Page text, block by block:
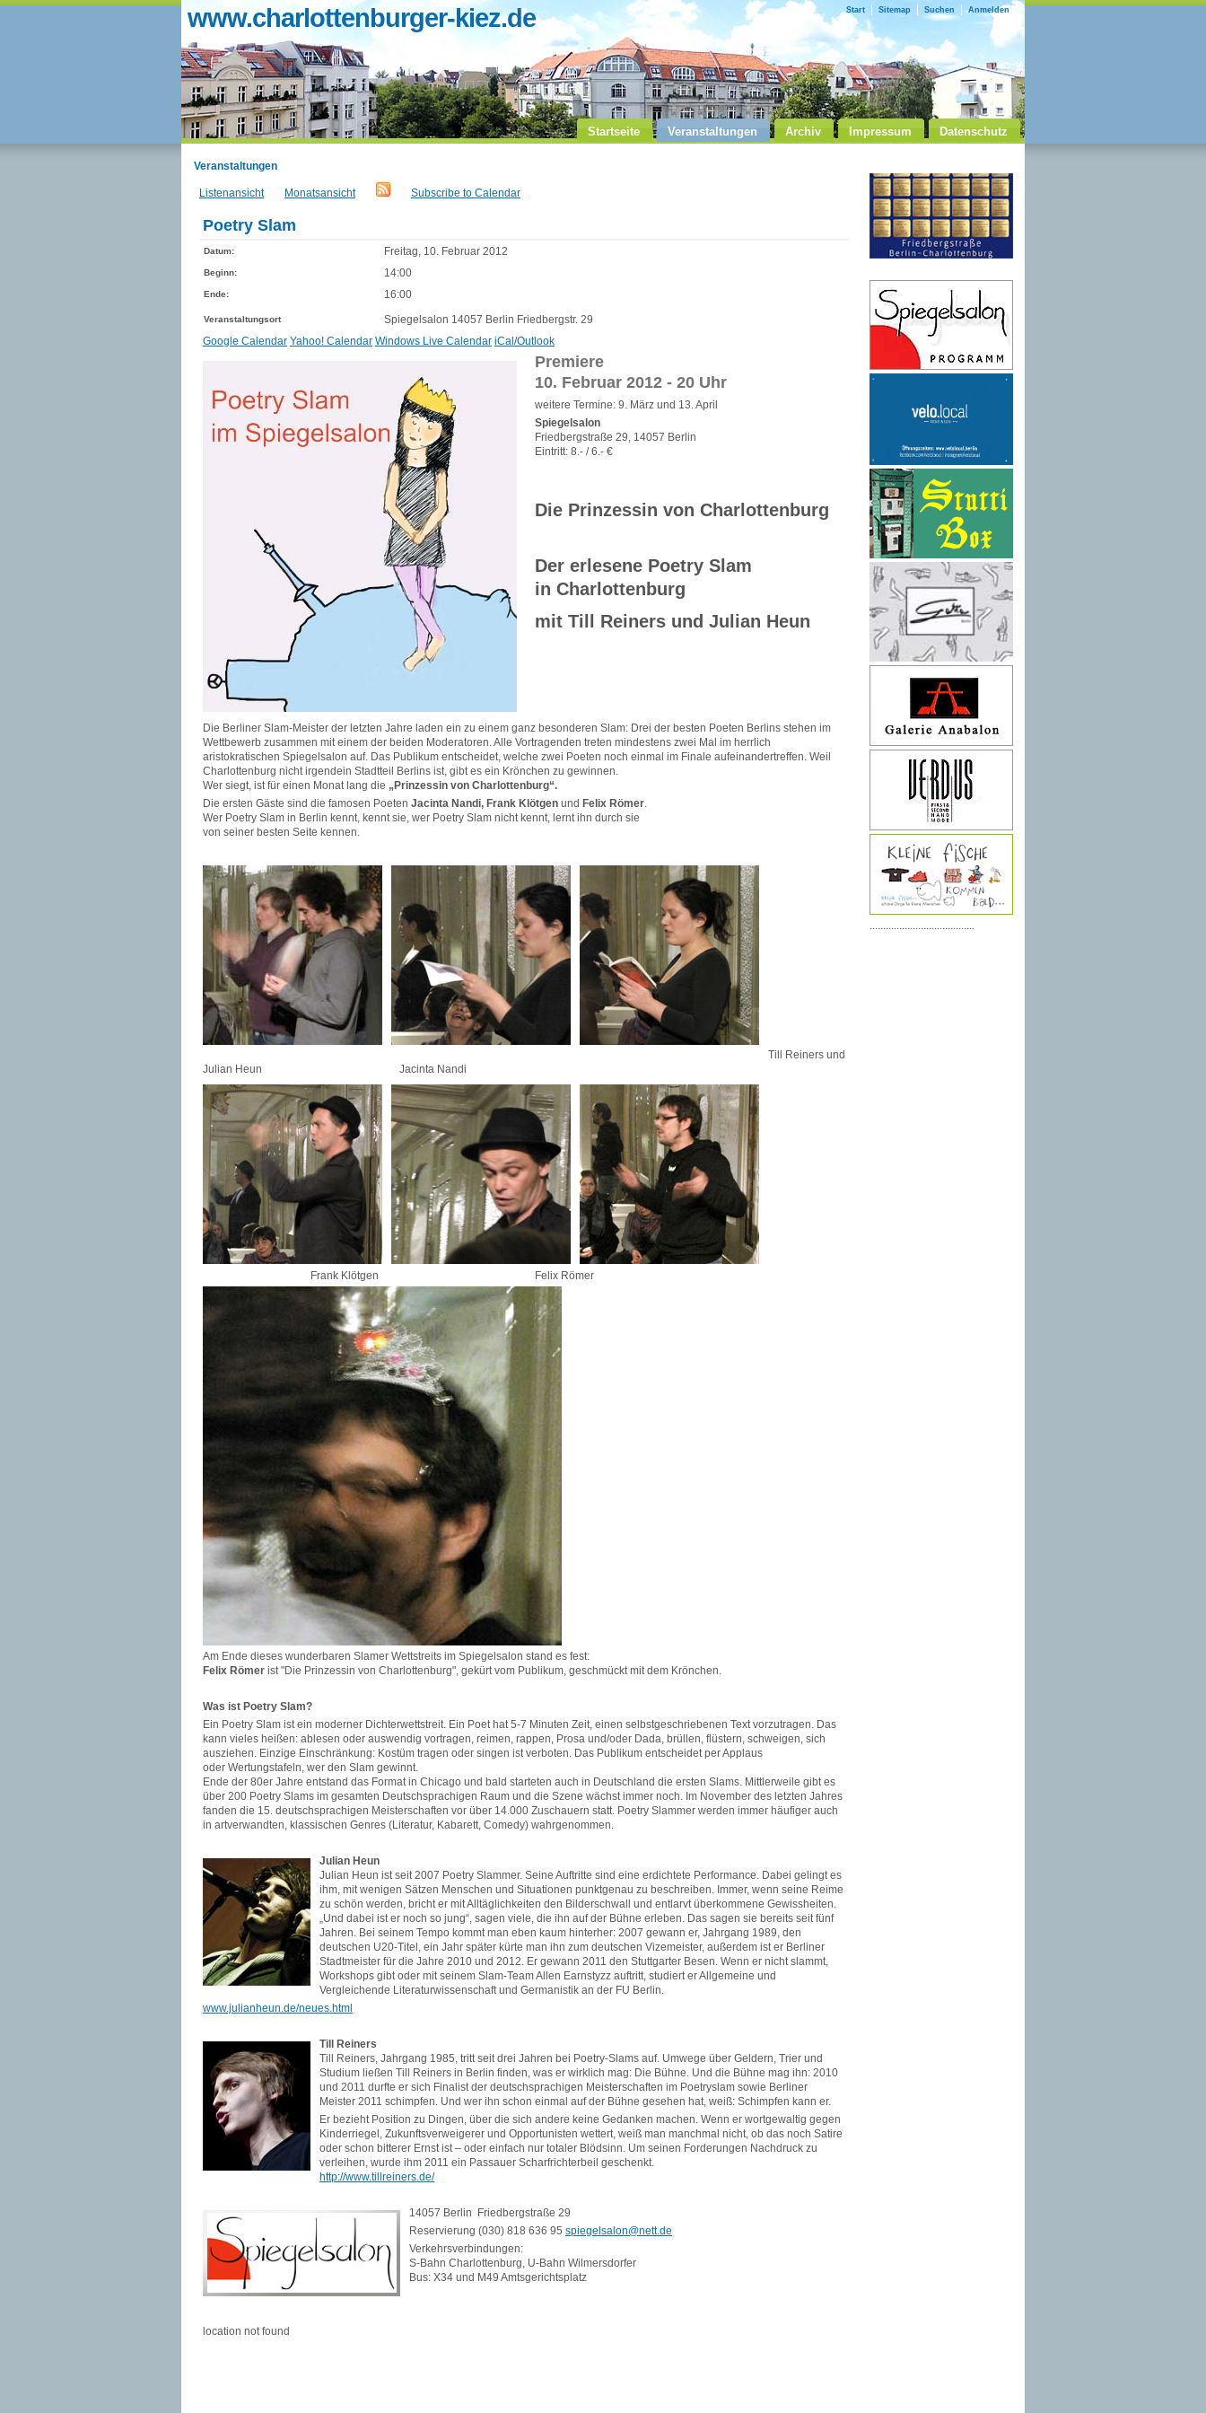
www.charlottenburger-kiez.de
Startseite Veranstaltungen Archiv Impressum Datenschutz
Start Sitemap Suchen Anmelden
Veranstaltungen
Listenansicht Monatsansicht Subscribe to Calendar
Poetry Slam
Datum: Freitag, 10. Februar 2012
Beginn: 14:00
Ende: 16:00
Veranstaltungsort
Spiegelsalon 14057 Berlin Friedbergstr. 29
Google Calendar Yahoo! Calendar Windows Live Calendar iCal/Outlook
Premiere
10. Februar 2012 - 20 Uhr
weitere Termine: 9. März und 13. April
Spiegelsalon
Friedbergstraße 29, 14057 Berlin
Eintritt: 8.- / 6.- €
Die Prinzessin von Charlottenburg
Der erlesene Poetry Slam
in Charlottenburg
mit Till Reiners und Julian Heun
Die Berliner Slam-Meister der letzten Jahre laden ein zu einem ganz besonderen Slam: Drei der besten Poeten Berlins stehen im
Wettbewerb zusammen mit einem der beiden Moderatoren. Alle Vortragenden treten mindestens zwei Mal im herrlich
aristokratischen Spiegelsalon auf. Das Publikum entscheidet, welche zwei Poeten noch einmal im Finale aufeinandertreffen. Weil
Charlottenburg nicht irgendein Stadtteil Berlins ist, gibt es ein Krönchen zu gewinnen.
Wer siegt, ist für einen Monat lang die „Prinzessin von Charlottenburg“.
Die ersten Gäste sind die famosen Poeten Jacinta Nandi, Frank Klötgen und Felix Römer.
Wer Poetry Slam in Berlin kennt, kennt sie, wer Poetry Slam nicht kennt, lernt ihn durch sie
von seiner besten Seite kennen.
Till Reiners und
Julian Heun Jacinta Nandi
Frank Klötgen Felix Römer
Am Ende dieses wunderbaren Slamer Wettstreits im Spiegelsalon stand es fest:
Felix Römer ist "Die Prinzessin von Charlottenburg", gekürt vom Publikum, geschmückt mit dem Krönchen.
Was ist Poetry Slam?
Ein Poetry Slam ist ein moderner Dichterwettstreit. Ein Poet hat 5-7 Minuten Zeit, einen selbstgeschriebenen Text vorzutragen. Das
kann vieles heißen: ablesen oder auswendig vortragen, reimen, rappen, Prosa und/oder Dada, brüllen, flüstern, schweigen, sich
ausziehen. Einzige Einschränkung: Kostüm tragen oder singen ist verboten. Das Publikum entscheidet per Applaus
oder Wertungstafeln, wer den Slam gewinnt.
Ende der 80er Jahre entstand das Format in Chicago und bald starteten auch in Deutschland die ersten Slams. Mittlerweile gibt es
über 200 Poetry Slams im gesamten Deutschsprachigen Raum und die Szene wächst immer noch. Im November des letzten Jahres
fanden die 15. deutschsprachigen Meisterschaften vor über 14.000 Zuschauern statt. Poetry Slammer werden immer häufiger auch
in artverwandten, klassischen Genres (Literatur, Kabarett, Comedy) wahrgenommen.
Julian Heun
Julian Heun ist seit 2007 Poetry Slammer. Seine Auftritte sind eine erdichtete Performance. Dabei gelingt es
ihm, mit wenigen Sätzen Menschen und Situationen punktgenau zu beschreiben. Immer, wenn seine Reime
zu schön werden, bricht er mit Alltäglichkeiten den Bilderschwall und entlarvt überkommene Gewissheiten.
„Und dabei ist er noch so jung“, sagen viele, die ihn auf der Bühne erleben. Das sagen sie bereits seit fünf
Jahren. Bei seinem Tempo kommt man eben kaum hinterher: 2007 gewann er, Jahrgang 1989, den
deutschen U20-Titel, ein Jahr später kürte man ihn zum deutschen Vizemeister, außerdem ist er Berliner
Stadtmeister für die Jahre 2010 und 2012. Er gewann 2011 den Stuttgarter Besen. Wenn er nicht slammt,
Workshops gibt oder mit seinem Slam-Team Allen Earnstyzz auftritt, studiert er Allgemeine und
Vergleichende Literaturwissenschaft und Germanistik an der FU Berlin.
www.julianheun.de/neues.html
Till Reiners
Till Reiners, Jahrgang 1985, tritt seit drei Jahren bei Poetry-Slams auf. Umwege über Geldern, Trier und
Studium ließen Till Reiners in Berlin finden, was er wirklich mag: Die Bühne. Und die Bühne mag ihn: 2010
und 2011 durfte er sich Finalist der deutschsprachigen Meisterschaften im Poetryslam sowie Berliner
Meister 2011 schimpfen. Und wer ihn schon einmal auf der Bühne gesehen hat, weiß: Schimpfen kann er.
Er bezieht Position zu Dingen, über die sich andere keine Gedanken machen. Wenn er wortgewaltig gegen
Kinderriegel, Zukunftsverweigerer und Opportunisten wettert, weiß man manchmal nicht, ob das noch Satire
oder schon bitterer Ernst ist – oder einfach nur totaler Blödsinn. Um seinen Forderungen Nachdruck zu
verleihen, wurde ihm 2011 ein Passauer Scharfrichterbeil geschenkt.
http://www.tillreiners.de/
14057 Berlin Friedbergstraße 29
Reservierung (030) 818 636 95 spiegelsalon@nett.de
Verkehrsverbindungen:
S-Bahn Charlottenburg, U-Bahn Wilmersdorfer
Bus: X34 und M49 Amtsgerichtsplatz
location not found
.......................................